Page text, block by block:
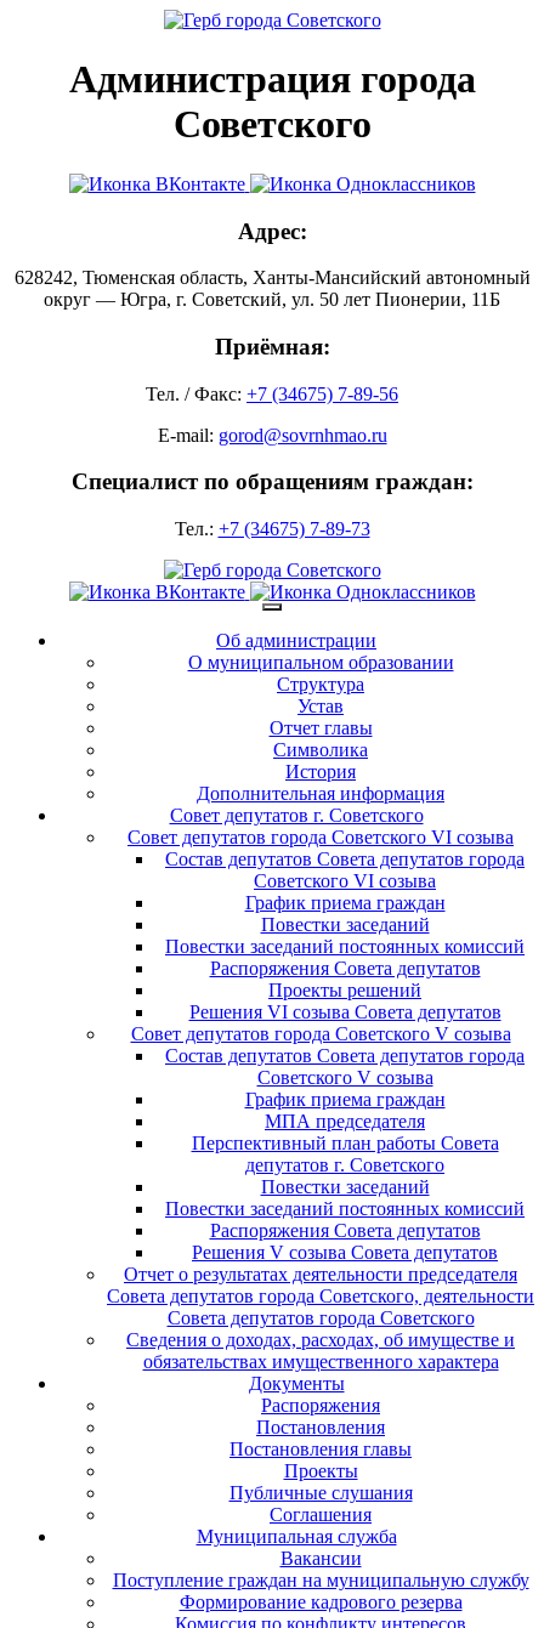
Администрация города
Советского
Адрес:
628242, Тюменская область, Ханты-Мансийский автономный
округ — Югра, г. Советский, ул. 50 лет Пионерии, 11Б
Приёмная:
Тел. / Факс: +7 (34675) 7-89-56
E-mail: gorod@sovrnhmao.ru
Специалист по обращениям граждан:
Тел.: +7 (34675) 7-89-73
Об администрации
О муниципальном образовании
Структура
Устав
Отчет главы
Символика
История
Дополнительная информация
Совет депутатов г. Советского
Совет депутатов города Советского VI созыва
Состав депутатов Совета депутатов города
Советского VI созыва
График приема граждан
Повестки заседаний
Повестки заседаний постоянных комиссий
Распоряжения Совета депутатов
Проекты решений
Решения VI созыва Совета депутатов
Совет депутатов города Советского V созыва
Состав депутатов Совета депутатов города
Советского V созыва
График приема граждан
МПА председателя
Перспективный план работы Совета
депутатов г. Советского
Повестки заседаний
Повестки заседаний постоянных комиссий
Распоряжения Совета депутатов
Решения V созыва Совета депутатов
Отчет о результатах деятельности председателя
Совета депутатов города Советского, деятельности
Совета депутатов города Советского
Сведения о доходах, расходах, об имуществе и
обязательствах имущественного характера
Документы
Распоряжения
Постановления
Постановления главы
Проекты
Публичные слушания
Соглашения
Муниципальная служба
Вакансии
Поступление граждан на муниципальную службу
Формирование кадрового резерва